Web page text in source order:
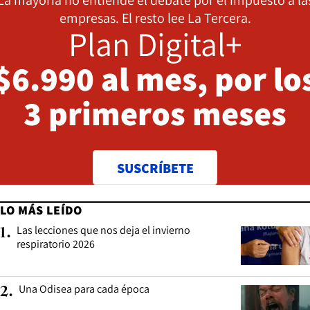
empresas. El resto lee La Tercera.
Plan Digital+
al mes, por
3 primeros meses
SUSCRÍBETE
LO MÁS LEÍDO
1. Las lecciones que nos deja el invierno
respiratorio 2026
2. Una Odisea para cada época